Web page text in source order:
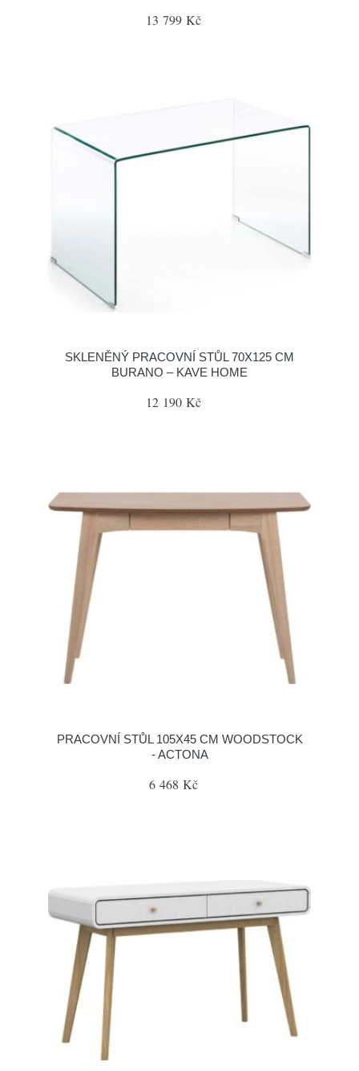
13 799 Kč
SKLENĚNÝ PRACOVNÍ STŮL 70X125 CM
BURANO – KAVE HOME
12 190 Kč
PRACOVNÍ STŮL 105X45 CM WOODSTOCK
- ACTONA
6 468 Kč